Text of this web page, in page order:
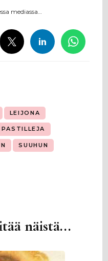
mediassa…
LEIJONA
PASTILLEJA
SUUHUN
näistä...